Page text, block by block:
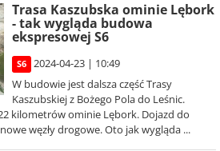
Trasa Kaszubska ominie Lębork
- tak wygląda budowa
ekspresowej S6
S6
2024-04-23 | 10:49
W budowie jest dalsza część Trasy
Kaszubskiej z Bożego Pola do Leśnic.
kilometrów ominie Lębork. Dojazd do
węzły drogowe. Oto jak wygląda ...